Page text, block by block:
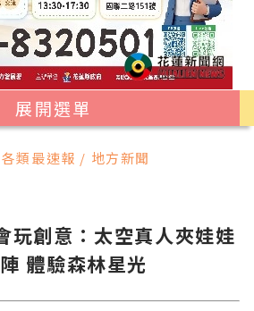
展開選單
類最速報 / 地方新聞
玩創意：太空真人夾娃娃
體驗森林星光